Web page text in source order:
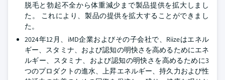
脱毛と勃起不全から体重減少まで製品提供を拡大しまし
た。 これにより、製品の提供を拡大することができまし
た。
2024年12月、iMD企業およびその子会社で、Riizeはエネル
ギー、スタミナ、および認知の明快さを高めるためにエネ
ルギー、スタミナ、および認知の明快さを高めるために3
つのプロダクトの進水、上昇エネルギー、持久力および性